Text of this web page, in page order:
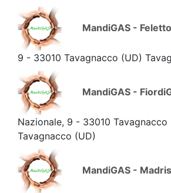
MandiGAS - Feletto
9 - 33010 Tavagnacco (UD)
MandiGAS -
Nazionale, 9 - 33010 Tavagnacco
Tavagnacco (UD)
MandiGAS -